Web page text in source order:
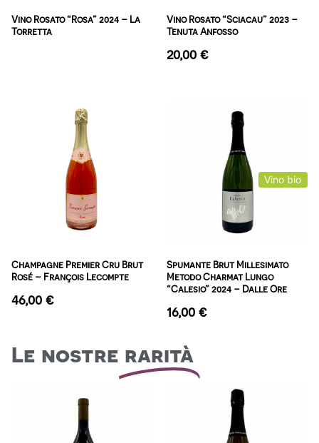
Vino Rosato “Rosa” 2024 – La
Torretta
Vino Rosato “Sciacau” 2023 –
Tenuta Anfosso
20,00 €
Champagne Premier Cru Brut
Rosé – François Lecompte
46,00 €
Vino bio
Spumante Brut Millesimato
Metodo Charmat Lungo
“Calesio” 2024 – Dalle Ore
16,00 €
Le nostre rarità